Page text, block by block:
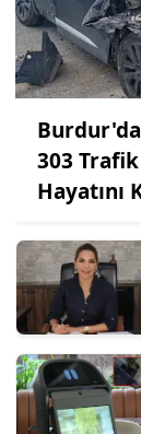
303 Trafik
Hayatını